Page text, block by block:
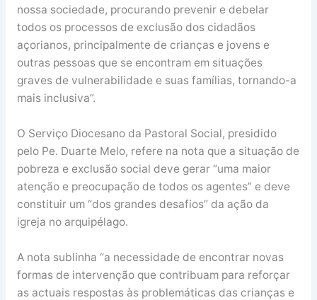
nossa sociedade, procurando prevenir e debelar
todos os processos de exclusão dos cidadãos
açorianos, principalmente de crianças e jovens e
outras pessoas que se encontram em situações
graves de vulnerabilidade e suas famílias, tornando-a
mais inclusiva”.
O Serviço Diocesano da Pastoral Social, presidido
pelo Pe. Duarte Melo, refere na nota que a situação de
pobreza e exclusão social deve gerar “uma maior
atenção e preocupação de todos os agentes” e deve
constituir um “dos grandes desafios” da ação da
igreja no arquipélago.
A nota sublinha “a necessidade de encontrar novas
formas de intervenção que contribuam para reforçar
as actuais respostas às problemáticas das crianças e